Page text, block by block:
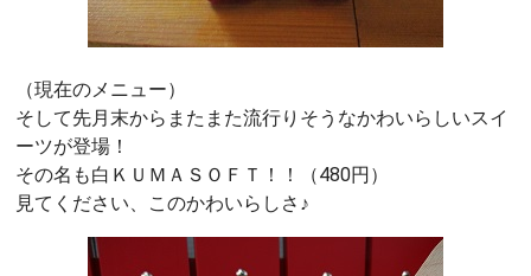
（現在のメニュー）
そして先月末からまたまた流行りそうなかわいらしいスイ
ーツが登場！
その名も白ＫＵＭＡＳＯＦＴ！！（480円）
見てください、このかわいらしさ♪